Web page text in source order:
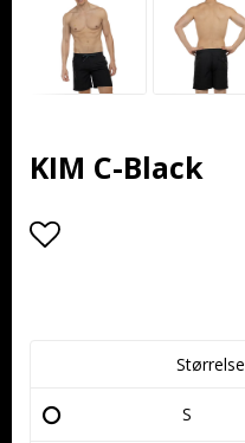
KIM C-Black
Størrelse
S